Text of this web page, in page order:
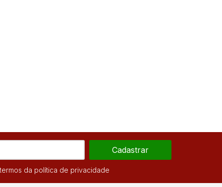
Cadastrar
da política de privacidade